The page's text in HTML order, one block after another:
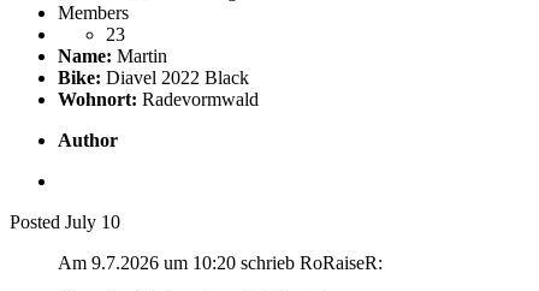
Members
23
Name: Martin
Bike: Diavel 2022 Black
Wohnort: Radevormwald
Author
Posted July 10
Am 9.7.2026 um 10:20 schrieb RoRaiseR: